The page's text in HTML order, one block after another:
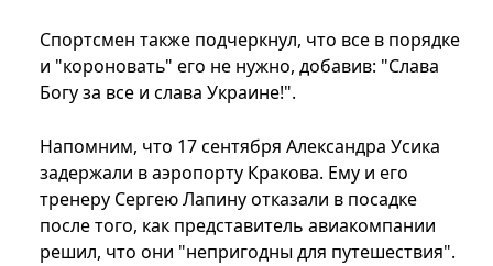
Спортсмен также подчеркнул, что все в порядке
и "короновать" его не нужно, добавив: "Слава
Богу за все и слава Украине!".
Напомним, что 17 сентября Александра Усика
задержали в аэропорту Кракова. Ему и его
тренеру Сергею Лапину отказали в посадке
после того, как представитель авиакомпании
решил, что они "непригодны для путешествия".